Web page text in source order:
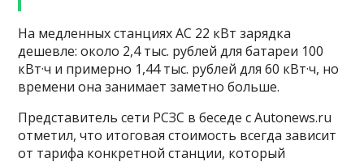
На медленных станциях AC 22 кВт зарядка
дешевле: около 2,4 тыс. рублей для батареи 100
кВт·ч и примерно 1,44 тыс. рублей для 60 кВт·ч, но
времени она занимает заметно больше.
Представитель сети РСЗС в беседе с Autonews.ru
отметил, что итоговая стоимость всегда зависит
от тарифа конкретной станции, который